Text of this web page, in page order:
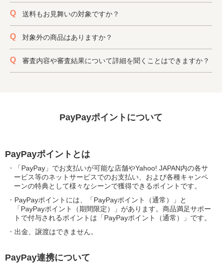
送料もお見舞いの対象ですか？
対象外の商品はありますか？
審査内容や審査結果について詳細を聞くことはできますか？
PayPayポイントについて
PayPayポイントとは
「PayPay」でお支払いが可能な店舗やYahoo! JAPAN内の各サ
ービス等のネットサービスでのお支払い、および各種キャンペ
ーンの特典として様々なシーンで獲得できるポイントです。
PayPayポイントには、「PayPayポイント（通常）」と
「PayPayポイント（期間限定）」があります。商品満足サポー
トで付与されるポイントは「PayPayポイント（通常）」です。
出金、譲渡はできません。
PayPay連携について